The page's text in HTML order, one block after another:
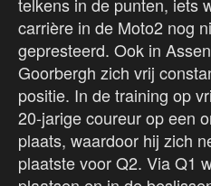
carrière in de Moto2 nog
gepresteerd. Ook in
Goorbergh zich vrij
positie. In de training op
20-jarige coureur op een
plaats, waardoor hij zich
plaatste voor Q2. Via Q1